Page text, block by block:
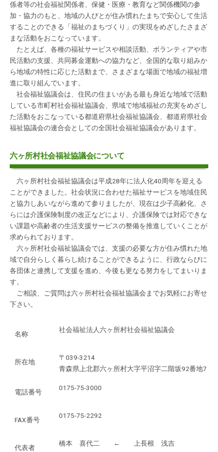
係者等の社会福祉関係者、保健・医療・教育など関係機関の参
加・協力のもと、地域の人びとが住み慣れたまちで安心して生活
することのできる「福祉のまちづくり」の実現をめざしたさまざ
まな活動をおこなっています。
たとえば、各種の福祉サービスや相談活動、ボランティアや市
民活動の支援、共同募金運動への協力など、全国的な取り組みか
ら地域の特性に応じた活動まで、さまざまな場面で地域の福祉増
進に取り組んでいます。
社会福祉協議会は、住民の住まいがある最も身近な地域で活動
している市町村社会福祉協議会、県域で地域福祉の充実をめざし
た活動をおこなっている都道府県社会福祉協議会、都道府県社会
福祉協議会の連合会としての全国社会福祉協議会があります。
六ヶ所村社会福祉協議会について
六ヶ所村社会福祉協議会は平成28年に法人化40周年を迎える
ことができました。社会状況に合わせた福祉サービスを地域住民
と協力しあいながら進めて参りましたが、現在は少子高齢化、さ
らには介護保険制度の改正などにより、介護保険では対応できな
い課題や高齢者の生活支援サービスの整備を推進していくことが
求められております。
六ヶ所村社会福祉協議会では、支援の必要な方が住み慣れた地
域で自分らしく暮らし続けることができるように、行政ならびに
各団体と連携して支援を進め、今後も更なる努力をしてまいりま
す。
ご相談、ご質問は六ヶ所村社会福祉協議会までお気軽にお寄せ
下さい。
名称
社会福祉法人六ヶ所村社会福祉協議会
所在地
〒039-3214
青森県上北郡六ヶ所村大字平沼字二階坂92番地7
電話番号
0175-75-3000
FAX番号
0175-75-2292
代表者
橋本 喜代二 ← 上長根 浅吉